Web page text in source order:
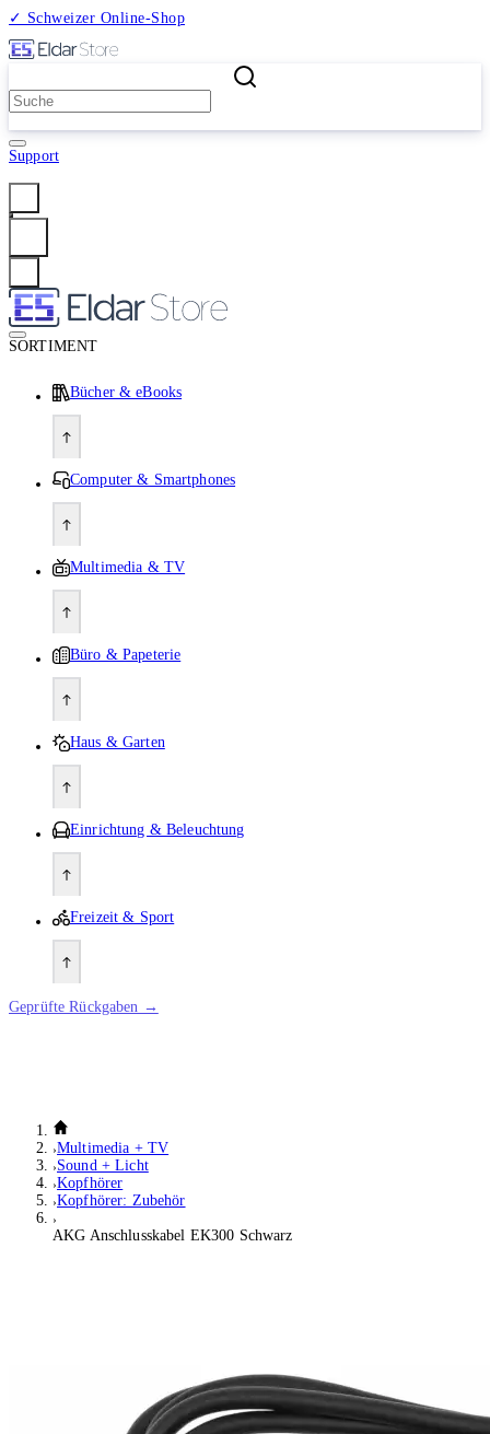
✓ Schweizer Online-Shop
Support
SORTIMENT
Bücher & eBooks
Computer & Smartphones
Multimedia & TV
Büro & Papeterie
Haus & Garten
Einrichtung & Beleuchtung
Freizeit & Sport
Geprüfte Rückgaben →
Multimedia + TV
Sound + Licht
Kopfhörer
Kopfhörer: Zubehör
AKG Anschlusskabel EK300 Schwarz